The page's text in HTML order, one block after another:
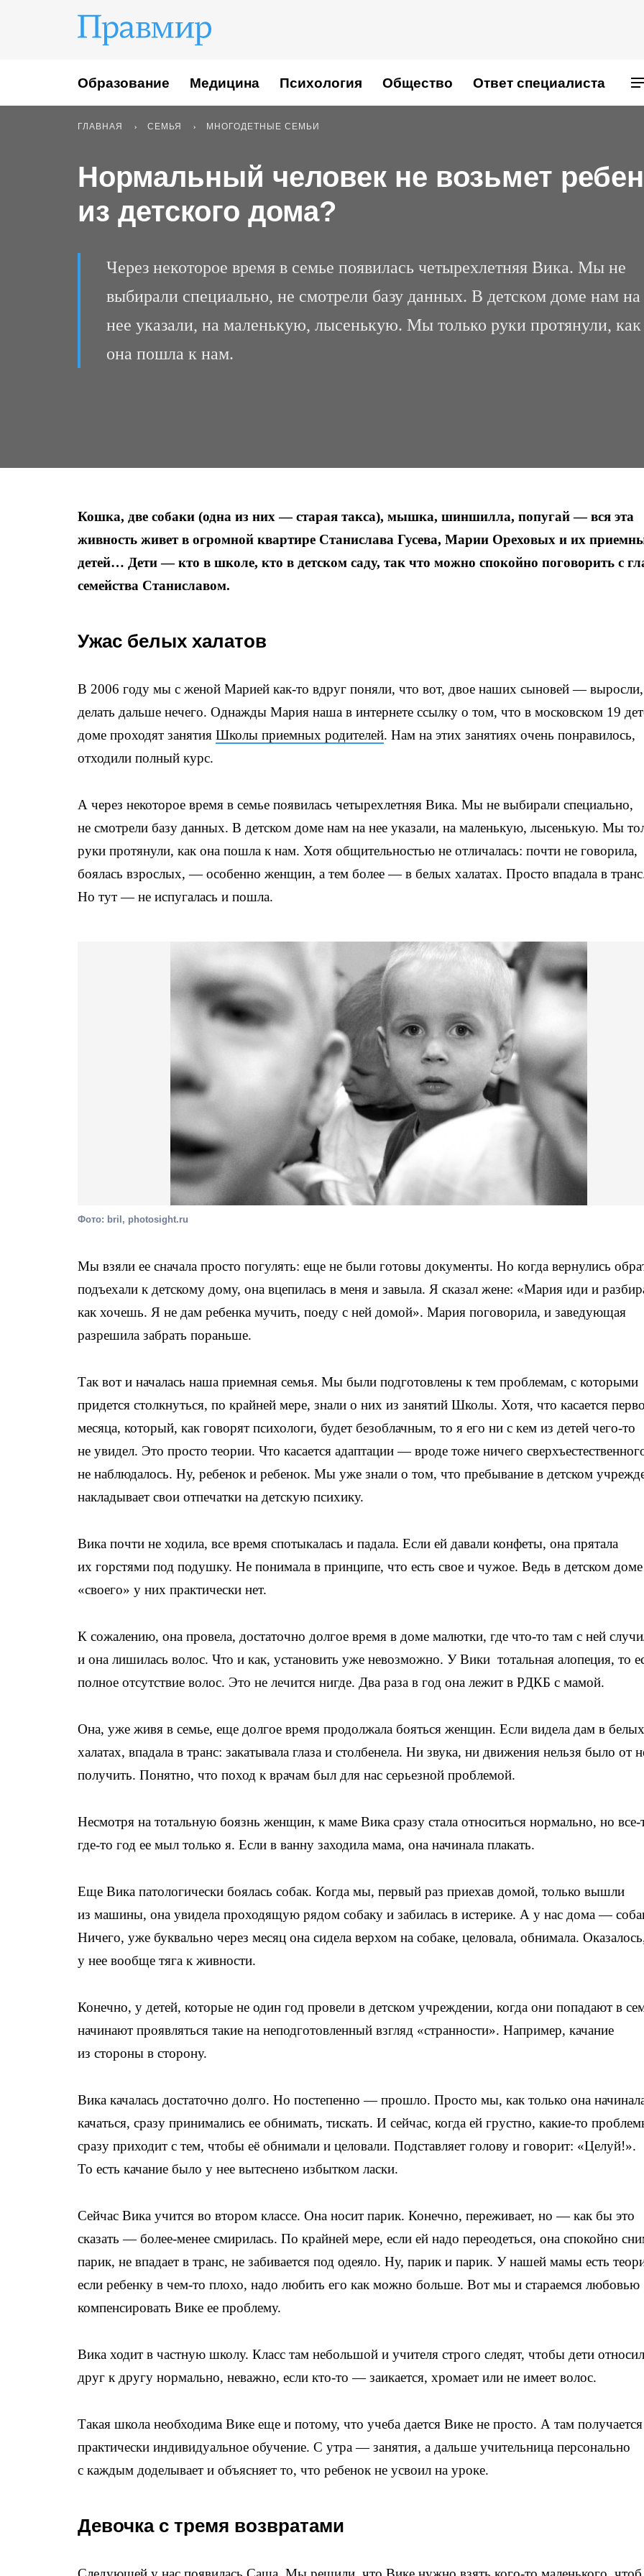
Образование Медицина Психология Общество Ответ специалиста
ГЛАВНАЯ СЕМЬЯ МНОГОДЕТНЫЕ СЕМЬИ
Нормальный человек не возьмет
из детского дома?
Через некоторое время в семье появилась четырехлетняя Вика. Мы не
выбирали специально, не смотрели базу данных. В детском доме нам на
нее указали, на маленькую, лысенькую. Мы только руки протянули, как
она пошла к нам.
Кошка, две собаки (одна из них — старая такса), мышка, шиншилла, попугай — вся эта
живность живет в огромной квартире Станислава Гусева, Марии Ореховых и их
детей… Дети — кто в школе, кто в детском саду, так что можно спокойно поговорить с
семейства Станиславом.
Ужас белых халатов
В 2006 году мы с женой Марией как-то вдруг поняли, что вот, двое наших сыновей — выросли,
делать дальше нечего. Однажды Мария наша в интернете ссылку о том, что в московском 19
доме проходят занятия Школы приемных родителей. Нам на этих занятиях очень понравилось,
отходили полный курс.
А через некоторое время в семье появилась четырехлетняя Вика. Мы не выбирали специально,
не смотрели базу данных. В детском доме нам на нее указали, на маленькую, лысенькую. Мы
руки протянули, как она пошла к нам. Хотя общительностью не отличалась: почти не говорила,
боялась взрослых, — особенно женщин, а тем более — в белых халатах. Просто впадала в
Но тут — не испугалась и пошла.
Фото: bril, photosight.ru
Мы взяли ее сначала просто погулять: еще не были готовы документы. Но когда вернулись
подъехали к детскому дому, она вцепилась в меня и завыла. Я сказал жене: «Мария иди и
как хочешь. Я не дам ребенка мучить, поеду с ней домой». Мария поговорила, и заведующая
разрешила забрать пораньше.
Так вот и началась наша приемная семья. Мы были подготовлены к тем проблемам, с которыми
придется столкнуться, по крайней мере, знали о них из занятий Школы. Хотя, что касается
месяца, который, как говорят психологи, будет безоблачным, то я его ни с кем из детей чего-то
не увидел. Это просто теории. Что касается адаптации — вроде тоже ничего
не наблюдалось. Ну, ребенок и ребенок. Мы уже знали о том, что пребывание в детском
накладывает свои отпечатки на детскую психику.
Вика почти не ходила, все время спотыкалась и падала. Если ей давали конфеты, она прятала
их горстями под подушку. Не понимала в принципе, что есть свое и чужое. Ведь в детском доме
«своего» у них практически нет.
К сожалению, она провела, достаточно долгое время в доме малютки, где что-то там с ней
и она лишилась волос. Что и как, установить уже невозможно. У Вики тотальная алопеция, то
полное отсутствие волос. Это не лечится нигде. Два раза в год она лежит в РДКБ с мамой.
Она, уже живя в семье, еще долгое время продолжала бояться женщин. Если видела дам в белых
халатах, впадала в транс: закатывала глаза и столбенела. Ни звука, ни движения нельзя было от
получить. Понятно, что поход к врачам был для нас серьезной проблемой.
Несмотря на тотальную боязнь женщин, к маме Вика сразу стала относиться нормально, но все-
где-то год ее мыл только я. Если в ванну заходила мама, она начинала плакать.
Еще Вика патологически боялась собак. Когда мы, первый раз приехав домой, только вышли
из машины, она увидела проходящую рядом собаку и забилась в истерике. А у нас дома —
Ничего, уже буквально через месяц она сидела верхом на собаке, целовала, обнимала.
у нее вообще тяга к живности.
Конечно, у детей, которые не один год провели в детском учреждении, когда они попадают в
начинают проявляться такие на неподготовленный взгляд «странности». Например, качание
из стороны в сторону.
Вика качалась достаточно долго. Но постепенно — прошло. Просто мы, как только она
качаться, сразу принимались ее обнимать, тискать. И сейчас, когда ей грустно, какие-то
сразу приходит с тем, чтобы её обнимали и целовали. Подставляет голову и говорит: «Целуй!».
То есть качание было у нее вытеснено избытком ласки.
Сейчас Вика учится во втором классе. Она носит парик. Конечно, переживает, но — как бы это
сказать — более-менее смирилась. По крайней мере, если ей надо переодеться, она спокойно
парик, не впадает в транс, не забивается под одеяло. Ну, парик и парик. У нашей мамы есть
если ребенку в чем-то плохо, надо любить его как можно больше. Вот мы и стараемся любовью
компенсировать Вике ее проблему.
Вика ходит в частную школу. Класс там небольшой и учителя строго следят, чтобы дети
друг к другу нормально, неважно, если кто-то — заикается, хромает или не имеет волос.
Такая школа необходима Вике еще и потому, что учеба дается Вике не просто. А там получается
практически индивидуальное обучение. С утра — занятия, а дальше учительница персонально
с каждым доделывает и объясняет то, что ребенок не усвоил на уроке.
Девочка с тремя возвратами